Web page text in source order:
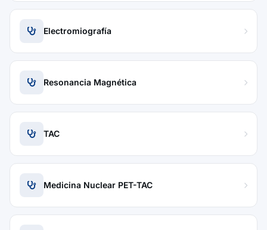
Electromiografía
Resonancia Magnética
TAC
Medicina Nuclear PET-TAC